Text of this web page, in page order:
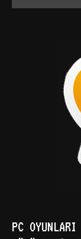
PC